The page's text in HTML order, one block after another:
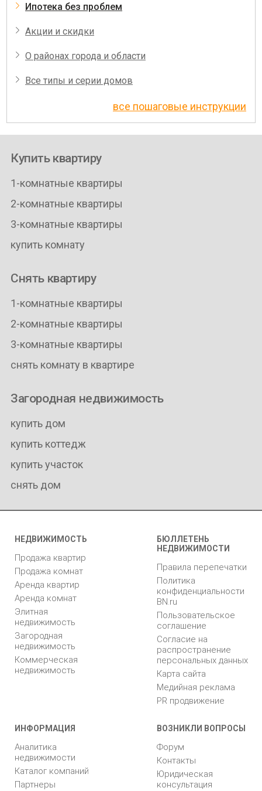
Ипотека без проблем
Акции и скидки
О районах города и области
Все типы и серии домов
все пошаговые инструкции
Купить квартиру
1-комнатные квартиры
2-комнатные квартиры
3-комнатные квартиры
купить комнату
Снять квартиру
1-комнатные квартиры
2-комнатные квартиры
3-комнатные квартиры
снять комнату в квартире
Загородная недвижимость
купить дом
купить коттедж
купить участок
снять дом
НЕДВИЖИМОСТЬ
Продажа квартир
Продажа комнат
Аренда квартир
Аренда комнат
Элитная
недвижимость
Загородная
недвижимость
Коммерческая
недвижимость
БЮЛЛЕТЕНЬ
НЕДВИЖИМОСТИ
Правила перепечатки
Политика
конфиденциальности
BN.ru
Пользовательское
соглашение
Согласие на
распространение
персональных данных
Карта сайта
Медийная реклама
PR продвижение
ИНФОРМАЦИЯ
Аналитика
недвижимости
Каталог компаний
Партнеры
ВОЗНИКЛИ ВОПРОСЫ
Форум
Контакты
Юридическая
консультация